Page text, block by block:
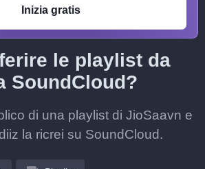
Inizia gratis
le playlist da
SoundCloud?
di una playlist di JioSaavn e
la ricrei su SoundCloud.